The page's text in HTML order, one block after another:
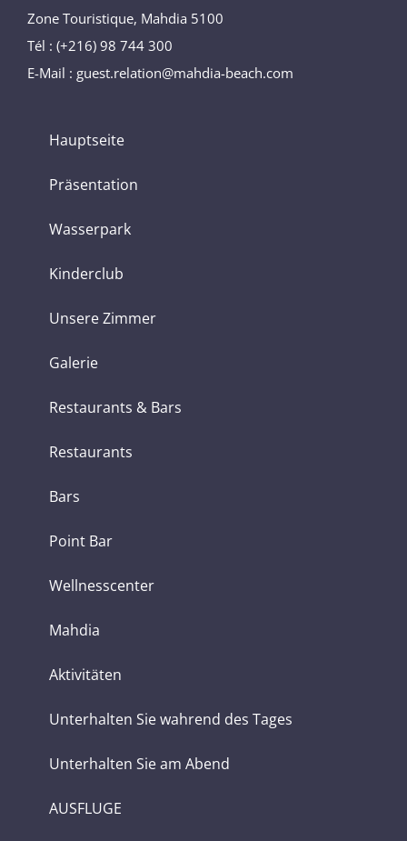
Zone Touristique, Mahdia 5100
Tél : (+216) 98 744 300
E-Mail : guest.relation@mahdia-beach.com
Hauptseite
Präsentation
Wasserpark
Kinderclub
Unsere Zimmer
Galerie
Restaurants & Bars
Restaurants
Bars
Point Bar
Wellnesscenter
Mahdia
Aktivitäten
Unterhalten Sie wahrend des Tages
Unterhalten Sie am Abend
AUSFLUGE